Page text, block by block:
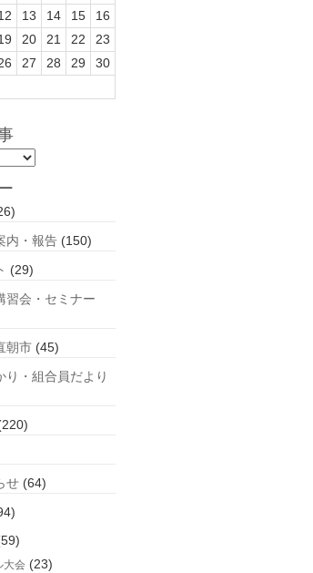
13 14 15
16
20 21 22
23
27 28 29
30
内・報告 (150)
(29)
習会・セミナー
朝市 (45)
り・組合員だより
せ (64)
大会 (23)